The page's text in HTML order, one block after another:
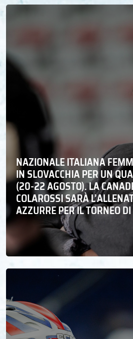
NAZIONALE ITALIANA
IN SLOVACCHIA PER UN
(20-22 AGOSTO). LA
COLAROSSI SARÀ
AZZURRE PER IL TORNEO